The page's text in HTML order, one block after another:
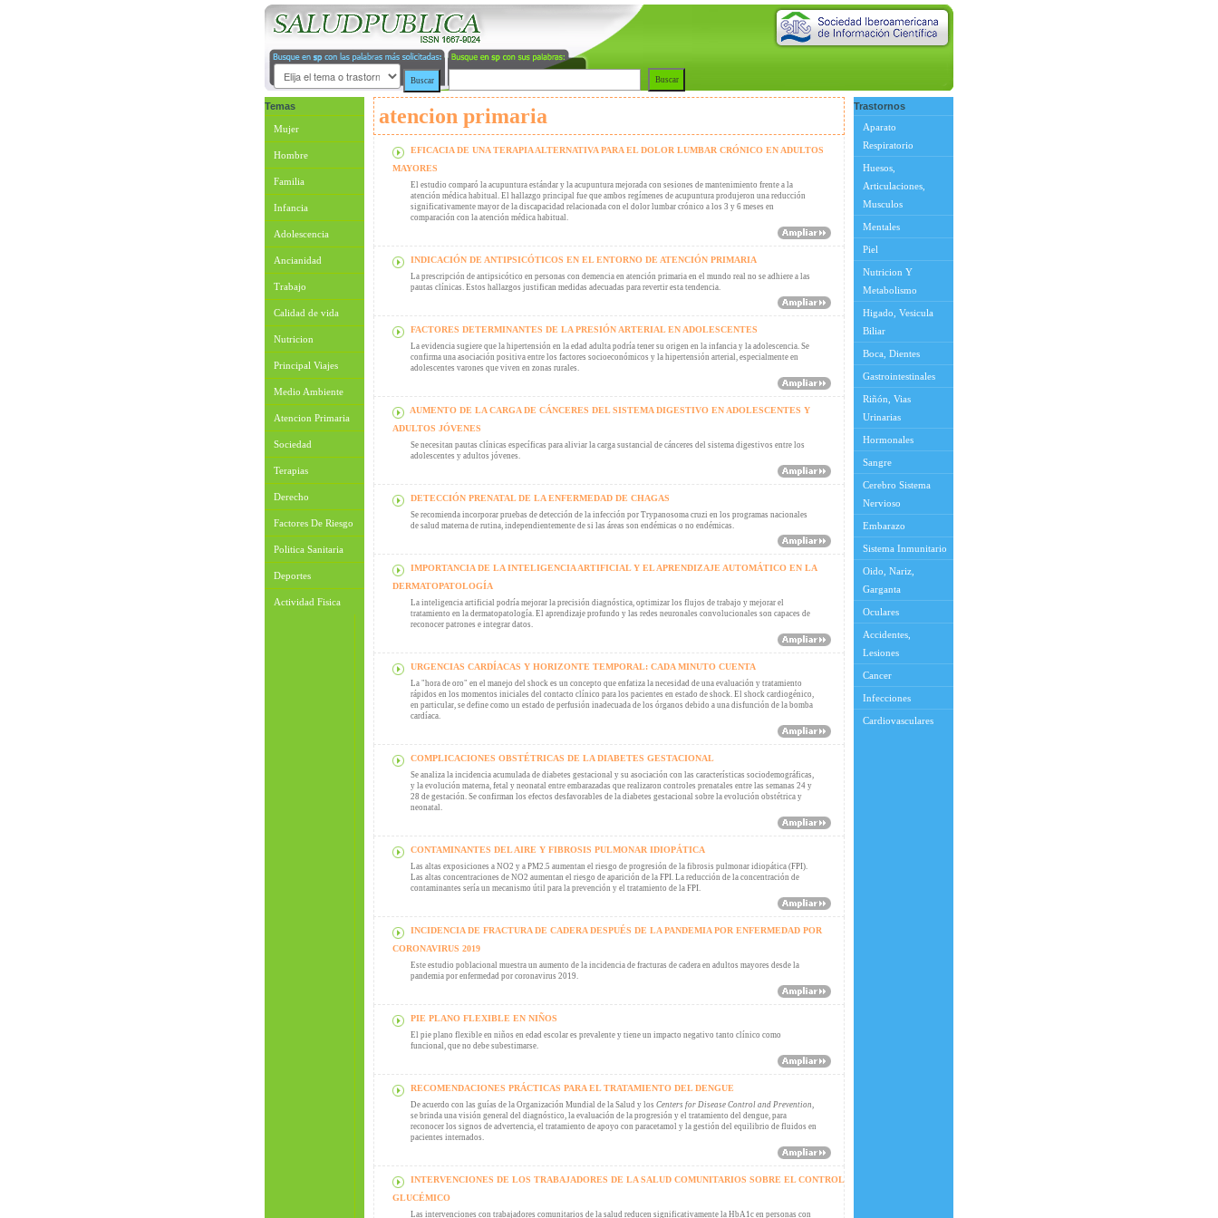
Temas
Mujer
Hombre
Familia
Infancia
Adolescencia
Ancianidad
Trabajo
Calidad de vida
Nutricion
Principal Viajes
Medio Ambiente
Atencion Primaria
Sociedad
Terapias
Derecho
Factores De Riesgo
Politica Sanitaria
Deportes
Actividad Fisica
Trastornos
Aparato
Respiratorio
Huesos,
Articulaciones,
Musculos
Mentales
Piel
Nutricion Y
Metabolismo
Higado, Vesicula
Biliar
Boca, Dientes
Gastrointestinales
Riñón, Vias
Urinarias
Hormonales
Sangre
Cerebro Sistema
Nervioso
Embarazo
Sistema Inmunitario
Oido, Nariz,
Garganta
Oculares
Accidentes,
Lesiones
Cancer
Infecciones
Cardiovasculares
atencion primaria
EFICACIA DE UNA TERAPIA ALTERNATIVA PARA EL DOLOR LUMBAR CRÓNICO EN ADULTOS
MAYORES
El estudio comparó la acupuntura estándar y la acupuntura mejorada con sesiones de mantenimiento frente a la
atención médica habitual. El hallazgo principal fue que ambos regímenes de acupuntura produjeron una reducción
significativamente mayor de la discapacidad relacionada con el dolor lumbar crónico a los 3 y 6 meses en
comparación con la atención médica habitual.
INDICACIÓN DE ANTIPSICÓTICOS EN EL ENTORNO DE ATENCIÓN PRIMARIA
La prescripción de antipsicótico en personas con demencia en atención primaria en el mundo real no se adhiere a las
pautas clínicas. Estos hallazgos justifican medidas adecuadas para revertir esta tendencia.
FACTORES DETERMINANTES DE LA PRESIÓN ARTERIAL EN ADOLESCENTES
La evidencia sugiere que la hipertensión en la edad adulta podría tener su origen en la infancia y la adolescencia. Se
confirma una asociación positiva entre los factores socioeconómicos y la hipertensión arterial, especialmente en
adolescentes varones que viven en zonas rurales.
AUMENTO DE LA CARGA DE CÁNCERES DEL SISTEMA DIGESTIVO EN ADOLESCENTES Y
ADULTOS JÓVENES
Se necesitan pautas clínicas específicas para aliviar la carga sustancial de cánceres del sistema digestivos entre los
adolescentes y adultos jóvenes.
DETECCIÓN PRENATAL DE LA ENFERMEDAD DE CHAGAS
Se recomienda incorporar pruebas de detección de la infección por Trypanosoma cruzi en los programas nacionales
de salud materna de rutina, independientemente de si las áreas son endémicas o no endémicas.
IMPORTANCIA DE LA INTELIGENCIA ARTIFICIAL Y EL APRENDIZAJE AUTOMÁTICO EN LA
DERMATOPATOLOGÍA
La inteligencia artificial podría mejorar la precisión diagnóstica, optimizar los flujos de trabajo y mejorar el
tratamiento en la dermatopatología. El aprendizaje profundo y las redes neuronales convolucionales son capaces de
reconocer patrones e integrar datos.
URGENCIAS CARDÍACAS Y HORIZONTE TEMPORAL: CADA MINUTO CUENTA
La "hora de oro" en el manejo del shock es un concepto que enfatiza la necesidad de una evaluación y tratamiento
rápidos en los momentos iniciales del contacto clínico para los pacientes en estado de shock. El shock cardiogénico,
en particular, se define como un estado de perfusión inadecuada de los órganos debido a una disfunción de la bomba
cardíaca.
COMPLICACIONES OBSTÉTRICAS DE LA DIABETES GESTACIONAL
Se analiza la incidencia acumulada de diabetes gestacional y su asociación con las características sociodemográficas,
y la evolución materna, fetal y neonatal entre embarazadas que realizaron controles prenatales entre las semanas 24 y
28 de gestación. Se confirman los efectos desfavorables de la diabetes gestacional sobre la evolución obstétrica y
neonatal.
CONTAMINANTES DEL AIRE Y FIBROSIS PULMONAR IDIOPÁTICA
Las altas exposiciones a NO2 y a PM2.5 aumentan el riesgo de progresión de la fibrosis pulmonar idiopática (FPI).
Las altas concentraciones de NO2 aumentan el riesgo de aparición de la FPI. La reducción de la concentración de
contaminantes sería un mecanismo útil para la prevención y el tratamiento de la FPI.
INCIDENCIA DE FRACTURA DE CADERA DESPUÉS DE LA PANDEMIA POR ENFERMEDAD POR
CORONAVIRUS 2019
Este estudio poblacional muestra un aumento de la incidencia de fracturas de cadera en adultos mayores desde la
pandemia por enfermedad por coronavirus 2019.
PIE PLANO FLEXIBLE EN NIÑOS
El pie plano flexible en niños en edad escolar es prevalente y tiene un impacto negativo tanto clínico como
funcional, que no debe subestimarse.
RECOMENDACIONES PRÁCTICAS PARA EL TRATAMIENTO DEL DENGUE
De acuerdo con las guías de la Organización Mundial de la Salud y los Centers for Disease Control and Prevention,
se brinda una visión general del diagnóstico, la evaluación de la progresión y el tratamiento del dengue, para
reconocer los signos de advertencia, el tratamiento de apoyo con paracetamol y la gestión del equilibrio de fluidos en
pacientes internados.
INTERVENCIONES DE LOS TRABAJADORES DE LA SALUD COMUNITARIOS SOBRE EL CONTROL
GLUCÉMICO
Las intervenciones con trabajadores comunitarios de la salud reducen significativamente la HbA1c en personas con